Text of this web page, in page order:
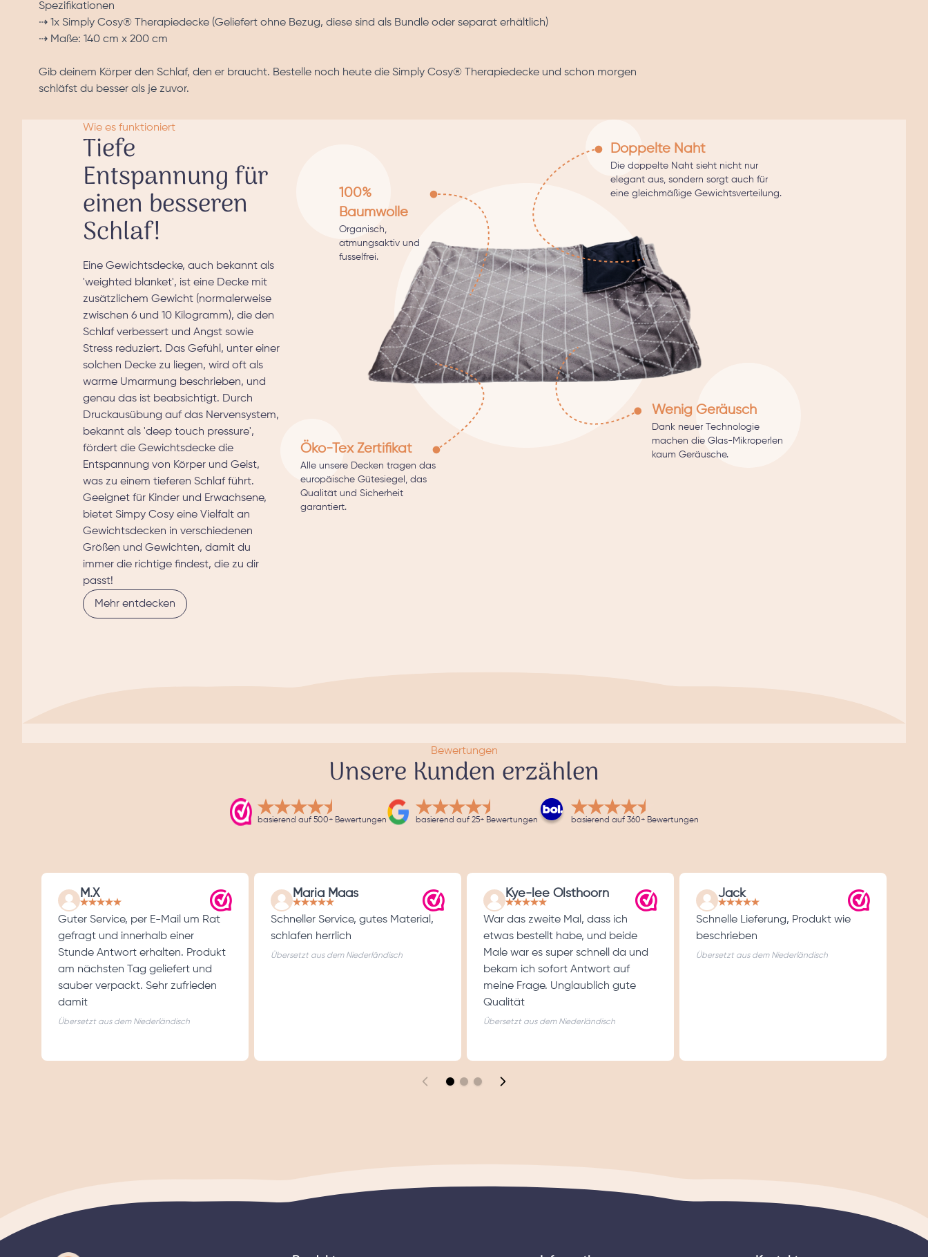
Spezifikationen
⇢ 1x Simply Cosy® Therapiedecke (Geliefert ohne Bezug, diese sind als Bundle oder separat erhältlich)
⇢ Maße: 140 cm x 200 cm
Gib deinem Körper den Schlaf, den er braucht. Bestelle noch heute die Simply Cosy® Therapiedecke und schon morgen
schläfst du besser als je zuvor.
Wie es funktioniert
Tiefe
Entspannung für
einen besseren
Schlaf!
Eine Gewichtsdecke, auch bekannt als
'weighted blanket', ist eine Decke mit
zusätzlichem Gewicht (normalerweise
zwischen 6 und 10 Kilogramm), die den
Schlaf verbessert und Angst sowie
Stress reduziert. Das Gefühl, unter einer
solchen Decke zu liegen, wird oft als
warme Umarmung beschrieben, und
genau das ist beabsichtigt. Durch
Druckausübung auf das Nervensystem,
bekannt als 'deep touch pressure',
fördert die Gewichtsdecke die
Entspannung von Körper und Geist,
was zu einem tieferen Schlaf führt.
Geeignet für Kinder und Erwachsene,
bietet Simpy Cosy eine Vielfalt an
Gewichtsdecken in verschiedenen
Größen und Gewichten, damit du
immer die richtige findest, die zu dir
passt!
Mehr entdecken
100%
Baumwolle
Organisch,
atmungsaktiv und
fusselfrei.
Doppelte Naht
Die doppelte Naht sieht nicht nur
elegant aus, sondern sorgt auch für
eine gleichmäßige Gewichtsverteilung.
Öko-Tex Zertifikat
Alle unsere Decken tragen das
europäische Gütesiegel, das
Qualität und Sicherheit
garantiert.
Wenig Geräusch
Dank neuer Technologie
machen die Glas-Mikroperlen
kaum Geräusche.
Bewertungen
Unsere Kunden erzählen
basierend auf 500+ Bewertungen basierend auf 25+ Bewertungen basierend auf 360+ Bewertungen
M.X
Guter Service, per E-Mail um Rat
gefragt und innerhalb einer
Stunde Antwort erhalten. Produkt
am nächsten Tag geliefert und
sauber verpackt. Sehr zufrieden
damit
Übersetzt aus dem Niederländisch
Maria Maas
Schneller Service, gutes Material,
schlafen herrlich
Übersetzt aus dem Niederländisch
Kye-lee Olsthoorn
War das zweite Mal, dass ich
etwas bestellt habe, und beide
Male war es super schnell da und
bekam ich sofort Antwort auf
meine Frage. Unglaublich gute
Qualität
Übersetzt aus dem Niederländisch
Jack
Schnelle Lieferung, Produkt wie
beschrieben
Übersetzt aus dem Niederländisch